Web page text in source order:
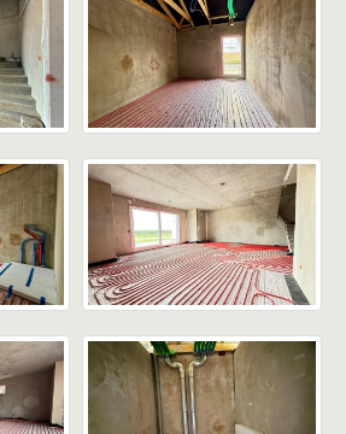
na parterze i piętrze,
i przygotowany pod
kanalizacja